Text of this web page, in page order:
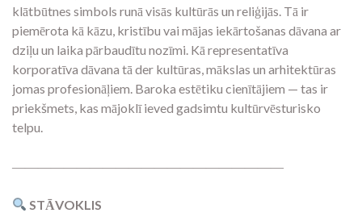
klātbūtnes simbols runā visās kultūrās un reliģijās. Tā ir
piemērota kā kāzu, kristību vai mājas iekārtošanas dāvana ar
dziļu un laika pārbaudītu nozīmi. Kā representatīva
korporatīva dāvana tā der kultūras, mākslas un arhitektūras
jomas profesionāļiem. Baroka estētiku cienītājiem — tas ir
priekšmets, kas mājoklī ieved gadsimtu kultūrvēsturisko
telpu.
―――――――――――――――――――――
STĀVOKLIS